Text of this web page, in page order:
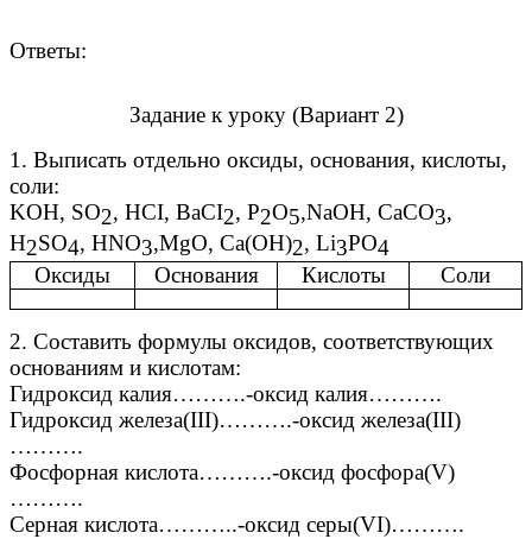
Ответы:
Задание к уроку (Вариант 2)
1. Выписать отдельно оксиды, основания, кислоты,
соли:
KOH, SO2, HCI, BaCI2, P2O5,NaOH, CaCO3,
H2SO4, HNO3,MgO, Ca(OH)2, Li3PO4
Оксиды
Основания Кислоты Соли
2. Составить формулы оксидов, соответствующих
основаниям и кислотам:
Гидроксид калия……….-оксид калия……….
Гидроксид железа(III)……….-оксид железа(III)
……….
Фосфорная кислота……….-оксид фосфора(V)
……….
Серная кислота………..-оксид серы(VI)……….